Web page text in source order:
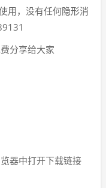
用，没有任何隐形消
分享给大家
器中打开下载链接